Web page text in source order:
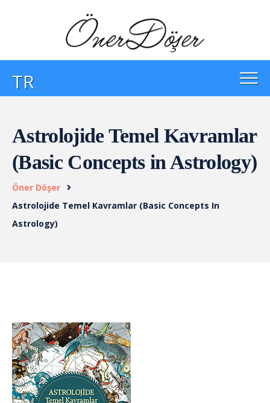
TR
Astrolojide Temel Kavramlar
(Basic Concepts in Astrology)
Öner Döşer
Astrolojide Temel Kavramlar (Basic Concepts In
Astrology)